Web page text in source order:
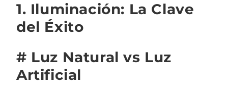
1. Iluminación: La Clave
del Éxito
# Luz Natural vs Luz
Artificial